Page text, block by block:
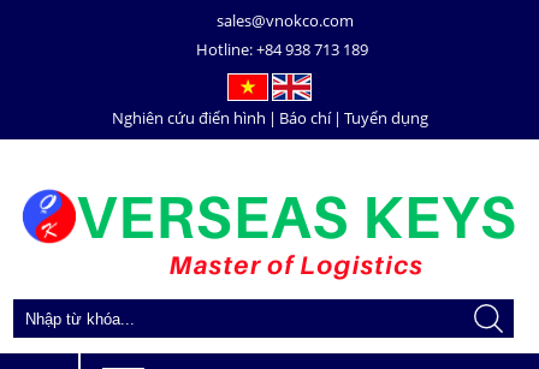
sales@vnokco.com
Hotline:+84 938 713 189
Nghiên cứu điển hình | Báo chí | Tuyển dụng